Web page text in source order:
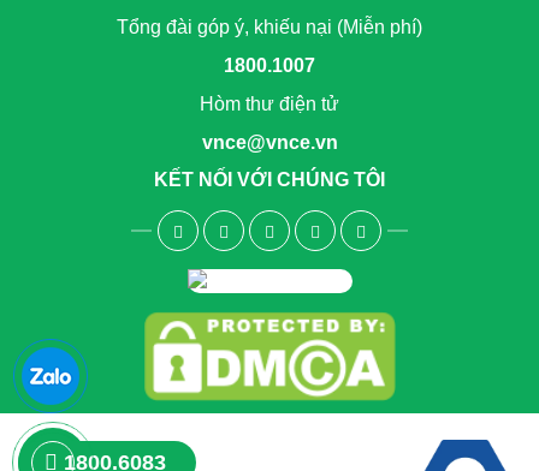
Tổng đài góp ý, khiếu nại (Miễn phí)
1800.1007
Hòm thư điện tử
vnce@vnce.vn
KẾT NỐI VỚI CHÚNG TÔI
1800.6083